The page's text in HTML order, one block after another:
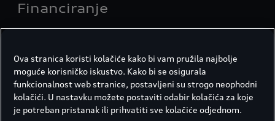
Financiranje
Audi select :plus
Saznajte više
Ova stranica koristi kolačiće kako bi vam pružila najbolje
moguće korisničko iskustvo. Kako bi se osigurala
funkcionalnost web stranice, postavljeni su strogo neophodni
kolačići. U nastavku možete postaviti odabir kolačića za koje
je potreban pristanak ili prihvatiti sve kolačiće odjednom.